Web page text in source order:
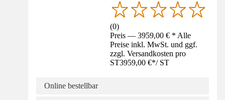
(0)
Preis — 3959,00 € * Alle
Preise inkl. MwSt. und ggf.
zzgl. Versandkosten pro
ST3959,00 €*/ ST
Online bestellbar